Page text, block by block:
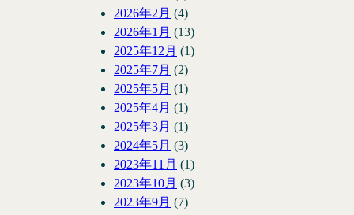
2026年2月 (4)
2026年1月 (13)
2025年12月 (1)
2025年7月 (2)
2025年5月 (1)
2025年4月 (1)
2025年3月 (1)
2024年5月 (3)
2023年11月 (1)
2023年10月 (3)
2023年9月 (7)